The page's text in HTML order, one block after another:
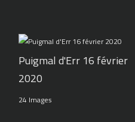
Puigmal d'Err 16 février
2020
24 Images